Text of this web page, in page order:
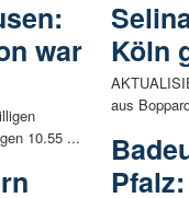
war
10.55 ...
Köln
aus